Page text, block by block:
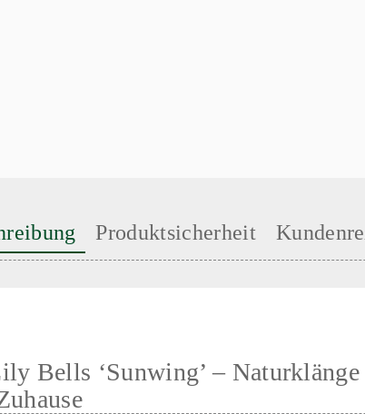
Produktsicherheit
Bells ‘Sunwing’ –